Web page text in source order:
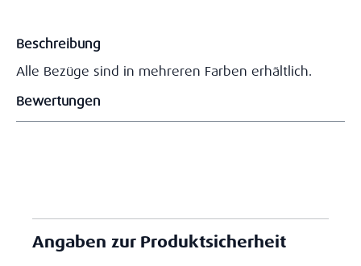
Beschreibung
Alle Bezüge sind in mehreren Farben erhältlich.
Bewertungen
Angaben zur Produktsicherheit